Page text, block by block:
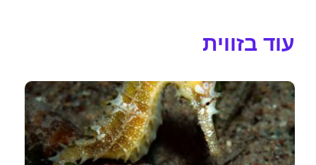
עוד בזווית